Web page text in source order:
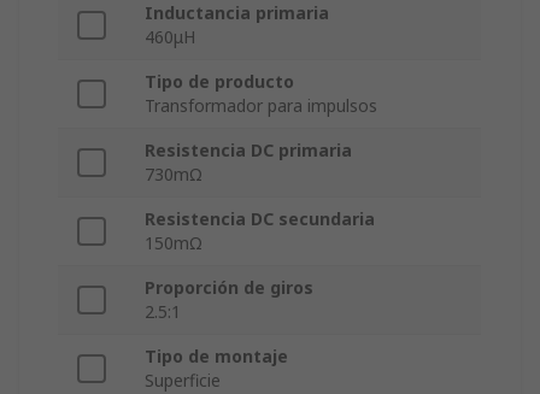
Inductancia primaria
460μH
Tipo de producto
Transformador para impulsos
Resistencia DC primaria
730mΩ
Resistencia DC secundaria
150mΩ
Proporción de giros
2.5:1
Tipo de montaje
Superficie